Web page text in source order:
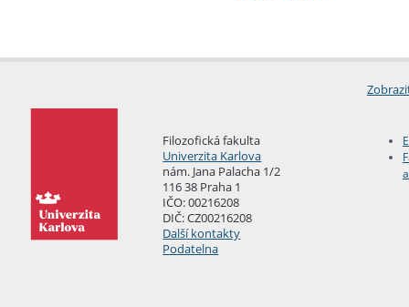
Filozofická fakulta
Univerzita Karlova
nám. Jana Palacha 1/2
116 38 Praha 1
IČO: 00216208
DIČ: CZ00216208
Další kontakty
Podatelna